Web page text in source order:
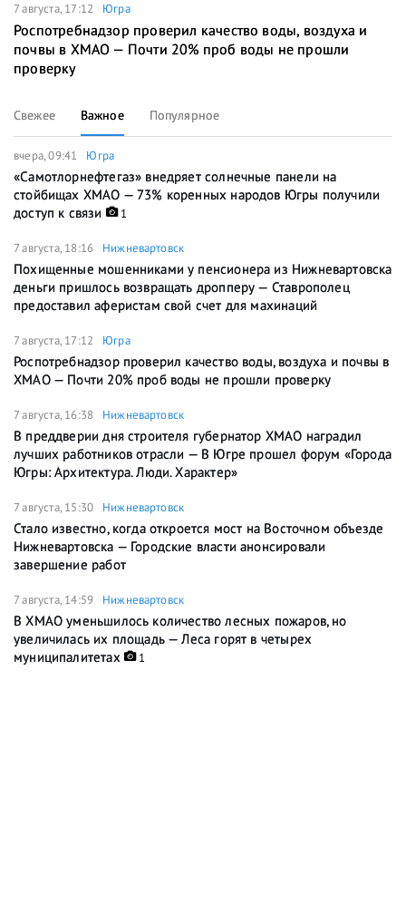
7 августа, 17:12 Югра
Роспотребнадзор проверил качество воды, воздуха и
почвы в ХМАО — Почти 20% проб воды не прошли
проверку
Свежее Важное Популярное
вчера, 09:41 Югра
«Самотлорнефтегаз» внедряет солнечные панели на
стойбищах ХМАО — 73% коренных народов Югры получили
доступ к связи
1
7 августа, 18:16 Нижневартовск
Похищенные мошенниками у пенсионера из Нижневартовска
деньги пришлось возвращать дропперу — Ставрополец
предоставил аферистам свой счет для махинаций
7 августа, 17:12 Югра
Роспотребнадзор проверил качество воды, воздуха и почвы в
ХМАО — Почти 20% проб воды не прошли проверку
7 августа, 16:38 Нижневартовск
В преддверии дня строителя губернатор ХМАО наградил
лучших работников отрасли — В Югре прошел форум «Города
Югры: Архитектура. Люди. Характер»
7 августа, 15:30 Нижневартовск
Стало известно, когда откроется мост на Восточном объезде
Нижневартовска — Городские власти анонсировали
завершение работ
7 августа, 14:59 Нижневартовск
В ХМАО уменьшилось количество лесных пожаров, но
увеличилась их площадь — Леса горят в четырех
муниципалитетах
1